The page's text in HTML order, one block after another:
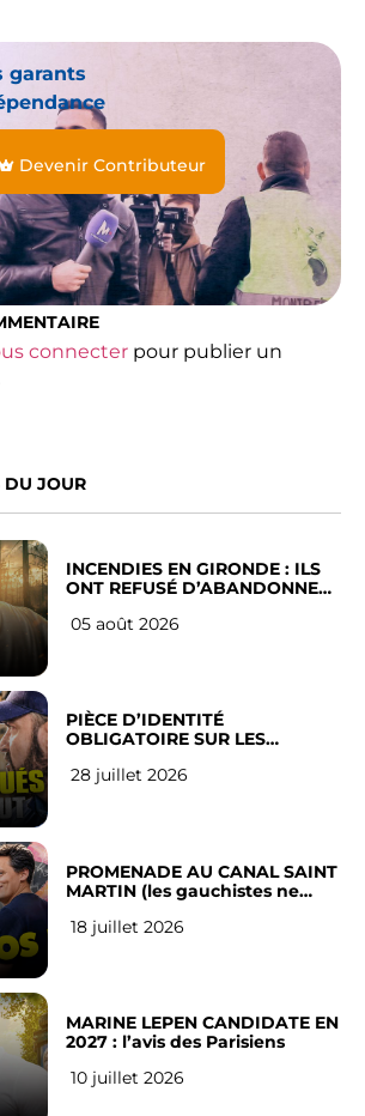
garants
Devenir Contributeur
connecter pour publier un
DU JOUR
INCENDIES EN GIRONDE : ILS
ONT REFUSÉ D’ABANDONNER
05 août 2026
PIÈCE D’IDENTITÉ
OBLIGATOIRE SUR LES
Français
28 juillet 2026
PROMENADE AU CANAL SAINT
MARTIN (les gauchistes ne
18 juillet 2026
MARINE LEPEN CANDIDATE EN
2027 : l’avis des Parisiens
10 juillet 2026